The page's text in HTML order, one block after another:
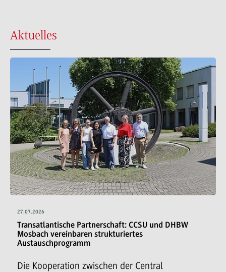
Aktuelles
27.07.2026
Transatlantische Partnerschaft: CCSU und DHBW
Mosbach vereinbaren strukturiertes
Austauschprogramm
Die Kooperation zwischen der Central